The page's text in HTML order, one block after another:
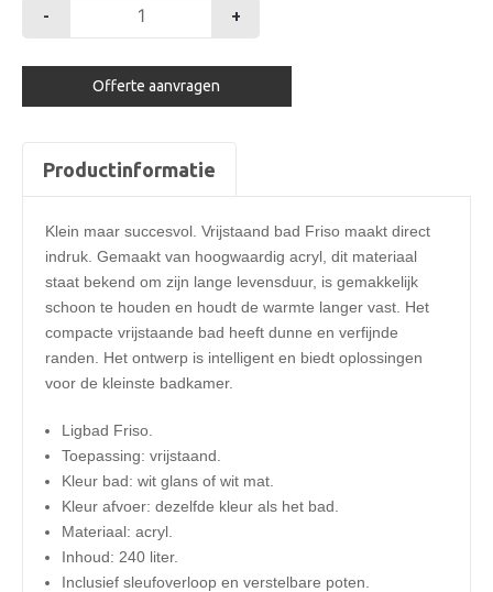
-
aantal
+
Offerte aanvragen
Productinformatie
Klein maar succesvol. Vrijstaand bad Friso maakt direct
indruk. Gemaakt van hoogwaardig acryl, dit materiaal
staat bekend om zijn lange levensduur, is gemakkelijk
schoon te houden en houdt de warmte langer vast. Het
compacte vrijstaande bad heeft dunne en verfijnde
randen. Het ontwerp is intelligent en biedt oplossingen
voor de kleinste badkamer.
Ligbad Friso.
Toepassing: vrijstaand.
Kleur bad: wit glans of wit mat.
Kleur afvoer: dezelfde kleur als het bad.
Materiaal: acryl.
Inhoud: 240 liter.
Inclusief sleufoverloop en verstelbare poten.